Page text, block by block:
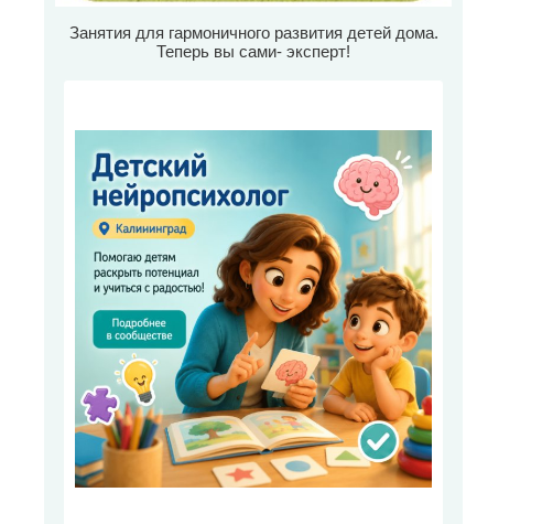
Занятия для гармоничного развития детей дома.
Теперь вы сами- эксперт!